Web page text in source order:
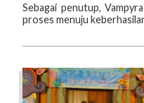
Sebagai penutup,
proses menuju